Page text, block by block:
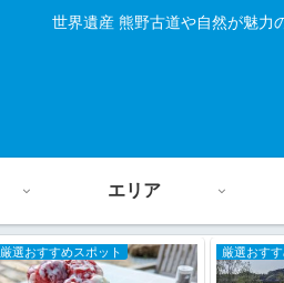
世界遺産 熊野古道や自然が魅力
エリア
厳選おすすめスポット 厳選おす